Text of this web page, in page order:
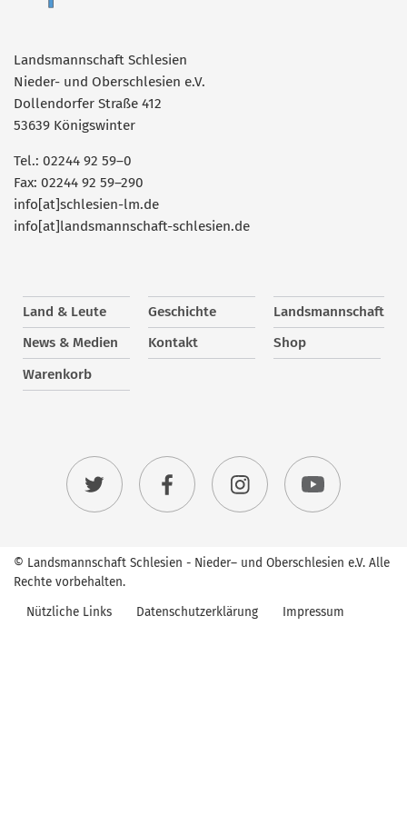
Landsmannschaft Schlesien
Nieder- und Oberschlesien e.V.
Dollendorfer Straße 412
53639 Königswinter
Tel.: 02244 92 59–0
Fax: 02244 92 59–290
info[at]schlesien-lm.de
info[at]landsmannschaft-schlesien.de
Land & Leute Geschichte
Landsmannschaft
News & Medien
Kontakt
Shop
Warenkorb
© Landsmannschaft Schlesien - Nieder– und Oberschlesien e.V. Alle
Rechte vorbehalten.
Nützliche Links
Datenschutzerklärung Impressum